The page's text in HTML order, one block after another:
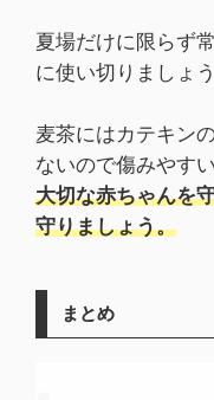
夏場だけに限らず
に使い切りましょう
麦茶にはカテキン
ないので傷みやす
大切な赤ちゃんを
守りましょう。
まとめ